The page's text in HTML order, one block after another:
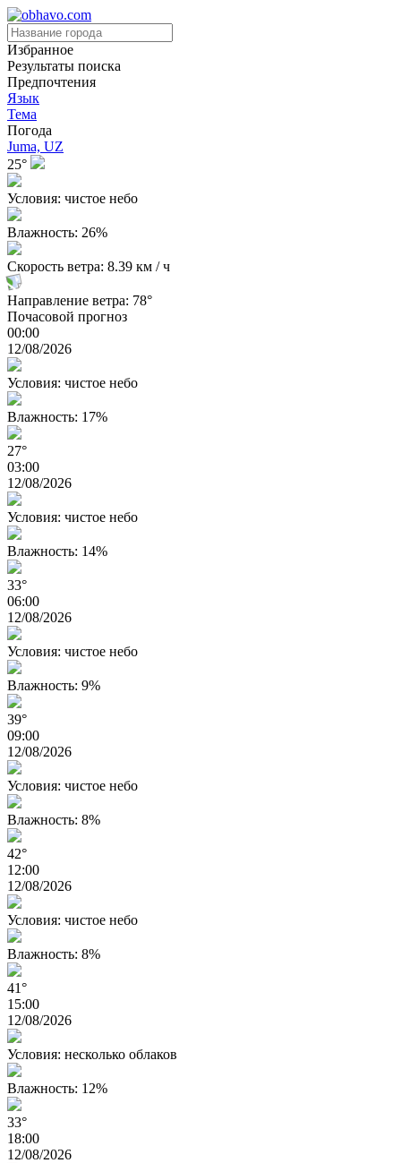
Избранное
Результаты поиска
Предпочтения
Язык
Тема
Погода
Juma, UZ
25°
Условия: чистое небо
Влажность: 26%
Скорость ветра: 8.39 км / ч
Направление ветра: 78°
Почасовой прогноз
00:00
12/08/2026
Условия: чистое небо
Влажность: 17%
27°
03:00
12/08/2026
Условия: чистое небо
Влажность: 14%
33°
06:00
12/08/2026
Условия: чистое небо
Влажность: 9%
39°
09:00
12/08/2026
Условия: чистое небо
Влажность: 8%
42°
12:00
12/08/2026
Условия: чистое небо
Влажность: 8%
41°
15:00
12/08/2026
Условия: несколько облаков
Влажность: 12%
33°
18:00
12/08/2026